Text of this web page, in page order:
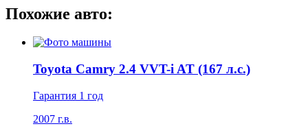
Похожие авто:
Toyota Camry 2.4 VVT-i AT (167 л.с.)
Гарантия 1 год
2007 г.в.